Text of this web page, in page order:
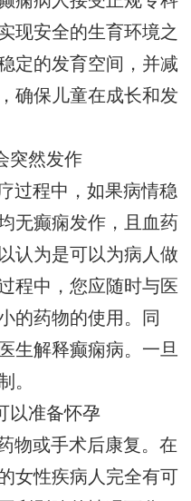
现安全的生育环境之
定的发育空间，并减
确保儿童在成长和发
突然发作
过程中，如果病情稳
无癫痫发作，且血药
认为是可以为病人做
程中，您应随时与医
的药物的使用。同
生解释癫痫病。一旦
。
以准备怀孕
物或手术后康复。在
女性疾病人完全有可